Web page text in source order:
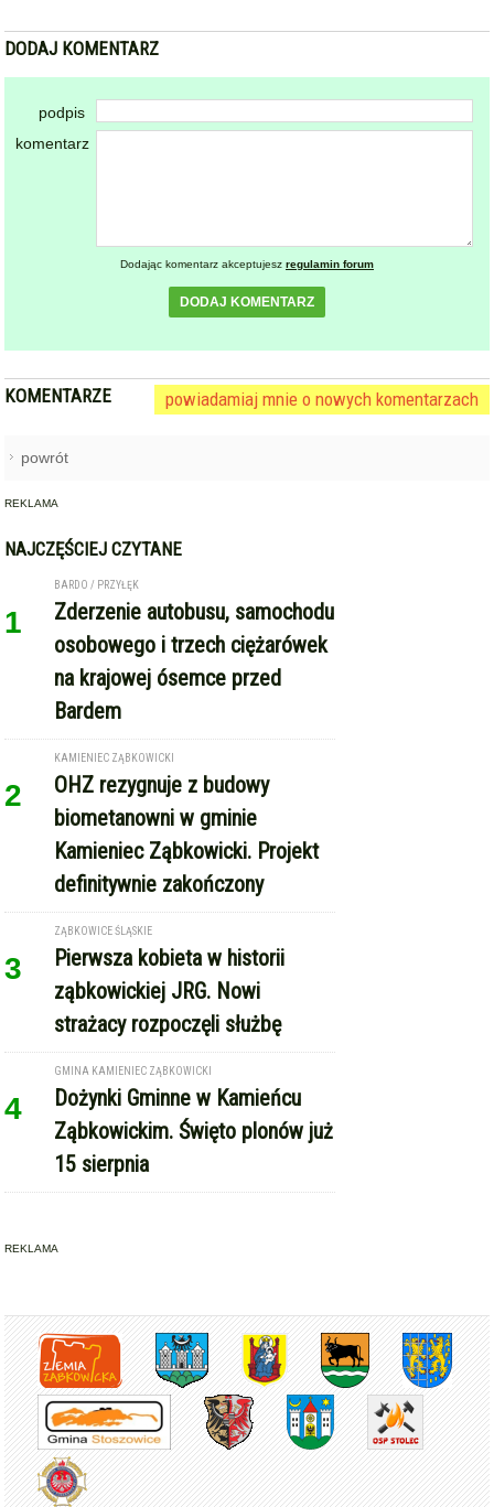
DODAJ KOMENTARZ
podpis
komentarz
Dodając komentarz akceptujesz regulamin forum
DODAJ KOMENTARZ
KOMENTARZE powiadamiaj mnie o nowych komentarzach
powrót
REKLAMA
NAJCZĘŚCIEJ CZYTANE
1
BARDO / PRZYŁĘK
Zderzenie autobusu, samochodu
osobowego i trzech ciężarówek
na krajowej ósemce przed
Bardem
2
KAMIENIEC ZĄBKOWICKI
OHZ rezygnuje z budowy
biometanowni w gminie
Kamieniec Ząbkowicki. Projekt
definitywnie zakończony
3
ZĄBKOWICE ŚLĄSKIE
Pierwsza kobieta w historii
ząbkowickiej JRG. Nowi
strażacy rozpoczęli służbę
4
GMINA KAMIENIEC ZĄBKOWICKI
Dożynki Gminne w Kamieńcu
Ząbkowickim. Święto plonów już
15 sierpnia
REKLAMA